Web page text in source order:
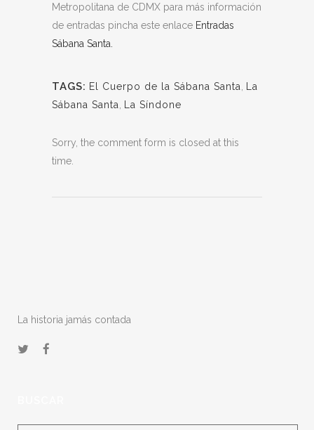
Metropolitana de CDMX para más información
de entradas pincha este enlace Entradas
Sábana Santa.
TAGS: El Cuerpo de la Sábana Santa
La
Sábana Santa
La Síndone
Sorry, the comment form is closed at this
time.
La historia jamás contada